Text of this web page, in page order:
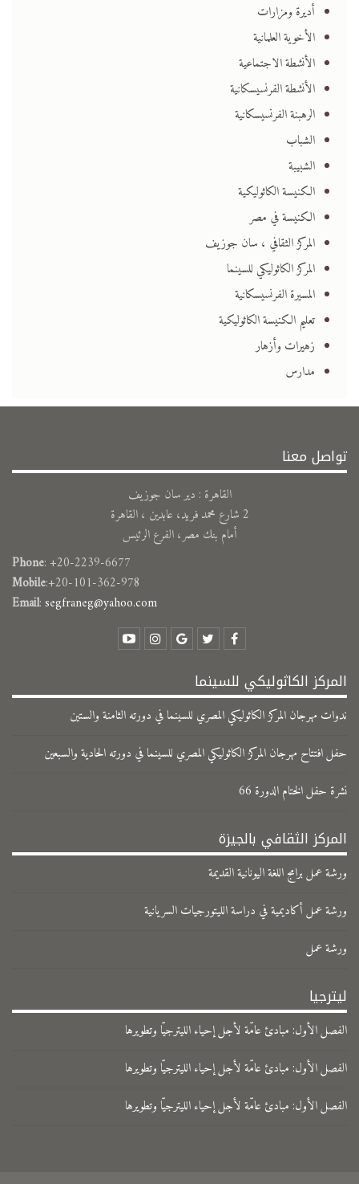
أديرة ومزارات
الأخوية العلمانية
الأنشطة الاجتماعية
الأنشطة الفرنسيسكانية
الرهبنة الفرنسيسكانية
الشباب
الشبيبة
الكنيسة الكاثوليكية
الكنيسة في مصر
المركز الثقافي ، سان جوزيف
المركز الكاثوليكي للسينما
المسيرة الفرنسيسكانية
تعليم الكنيسة الكاثوليكية
زهيرات وأزهار
مدارس
تواصل معنا
القاهرة : دير سان جوزيف
2 شارع محمد فريد، عابدين ، القاهرة
أمام بنك مصر، الفرع الرئيس
Phone: +20-2239-6677
Mobile:+20-101-362-978
Email:segfraneg@yahoo.com
المركز الكاثوليكي للسينما
ندوات مهرجان المركز الكاثوليكي المصري للسينما في دورته الثامنة والستين
حفل افتتاح مهرجان المركز الكاثوليكي المصري للسينما في دورته الحادية والسبعين
نشرة حفل الختام الدورة 66
المركز الثقافي بالجيزة
ورشة عمل برامج اللغة اليونانية القديمة
ورشة عمل أكاديمية في دراسة الليتورجيات السريانية
ورشة عمل
ليترجيا
الفصل الأول: مبادئ عامّة لأجل إحياء الليترجيّا وتطويرها
الفصل الأول: مبادئ عامّة لأجل إحياء الليترجيّا وتطويرها
الفصل الأول: مبادئ عامّة لأجل إحياء الليترجيّا وتطويرها